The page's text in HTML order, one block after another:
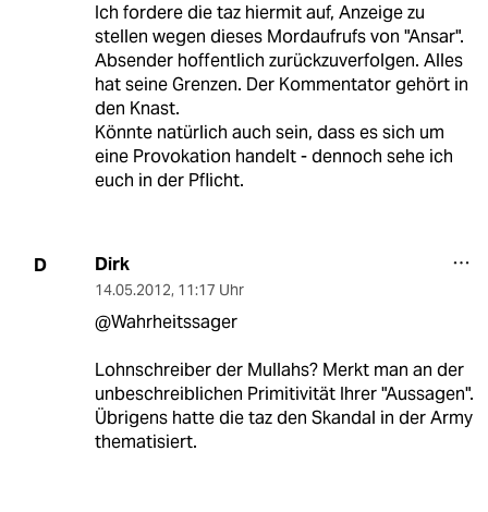
Ich fordere die taz hiermit auf, Anzeige zu
stellen wegen dieses Mordaufrufs von "Ansar".
Absender hoffentlich zurückzuverfolgen. Alles
hat seine Grenzen. Der Kommentator gehört in
den Knast.
Könnte natürlich auch sein, dass es sich um
eine Provokation handelt - dennoch sehe ich
euch in der Pflicht.
D Dirk
14.05.2012, 11:17 Uhr
@Wahrheitssager
Lohnschreiber der Mullahs? Merkt man an der
unbeschreiblichen Primitivität Ihrer "Aussagen".
Übrigens hatte die taz den Skandal in der Army
thematisiert.